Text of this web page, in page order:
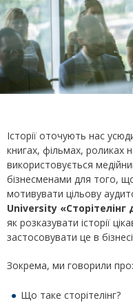
Історії оточують нас
книгах, фільмах, роликах
використовується
бізнесменами для того,
мотивувати цільову
University «Сторітелінг
як розказувати історії
застосовувати це в
Зокрема, ми говорили про:
Що таке сторітелінг?